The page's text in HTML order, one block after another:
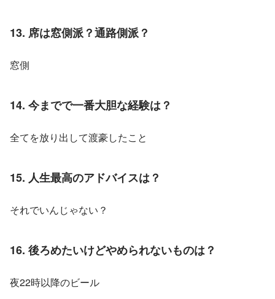
13. 席は窓側派？通路側派？
窓側
14. 今までで一番大胆な経験は？
全てを放り出して渡豪したこと
15. 人生最高のアドバイスは？
それでいんじゃない？
16. 後ろめたいけどやめられないものは？
夜22時以降のビール